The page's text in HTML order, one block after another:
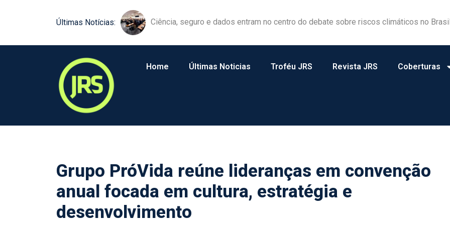
Últimas Notícias: Ciência, seguro e dados entram no centro do debate sobre riscos climáticos no
Tokio Marine leva inovação e tecnologia ao Workshop Integrativo da Poli-USP
Home Últimas Noticias Troféu JRS Revista JRS Coberturas
Grupo PróVida reúne lideranças em convenção
anual focada em cultura, estratégia e
desenvolvimento